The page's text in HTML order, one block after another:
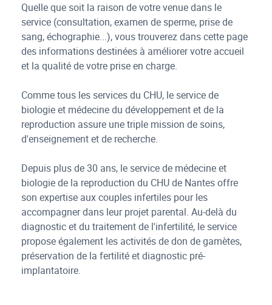
Quelle que soit la raison de votre venue dans le
service (consultation, examen de sperme, prise de
sang, échographie...), vous trouverez dans cette page
des informations destinées à améliorer votre accueil
et la qualité de votre prise en charge.
Comme tous les services du CHU, le service de
biologie et médecine du développement et de la
reproduction assure une triple mission de soins,
d'enseignement et de recherche.
Depuis plus de 30 ans, le service de médecine et
biologie de la reproduction du CHU de Nantes offre
son expertise aux couples infertiles pour les
accompagner dans leur projet parental. Au-delà du
diagnostic et du traitement de l'infertilité, le service
propose également les activités de don de gamètes,
préservation de la fertilité et diagnostic pré-
implantatoire.